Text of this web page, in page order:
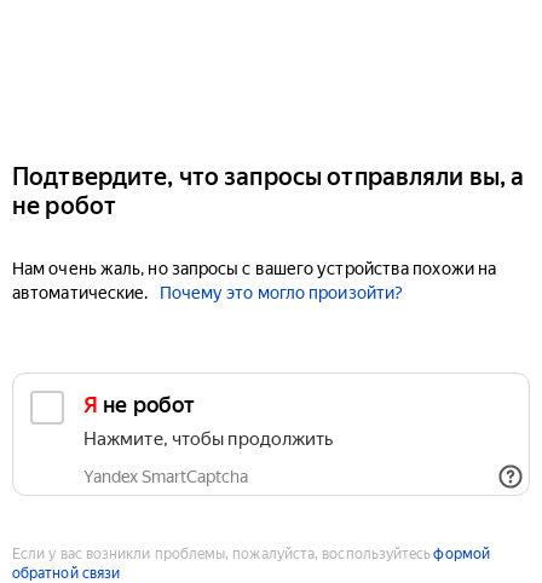
Подтвердите, что запросы отправляли вы, а
не робот
Нам очень жаль, но запросы с вашего устройства похожи на
автоматические.
Почему это могло произойти?
Я не робот
Нажмите, чтобы продолжить
Yandex SmartCaptcha
Если у вас возникли проблемы, пожалуйста, воспользуйтесьформой
обратной связи